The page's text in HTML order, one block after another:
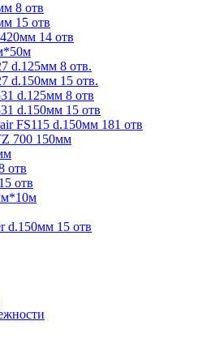
8 отв
15 отв
14 отв
d.125мм 8 отв.
d.150мм 15 отв.
d.125мм 8 отв
d.150мм 15 отв
FS115 d.150мм 181 отв
700 150мм
отв
отв
d.150мм 15 отв